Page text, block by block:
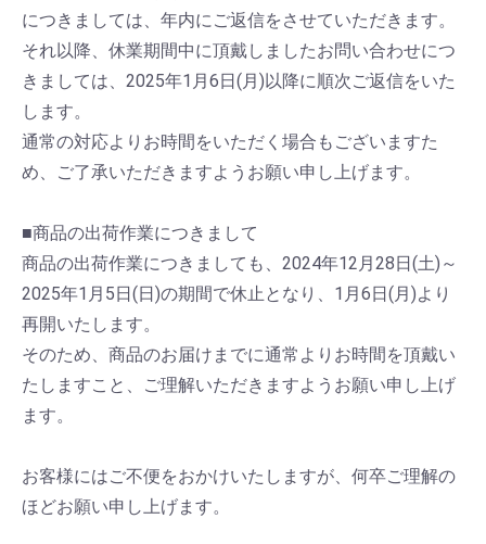
につきましては、年内にご返信をさせていただきます。
それ以降、休業期間中に頂戴しましたお問い合わせにつ
きましては、2025年1月6日(月)以降に順次ご返信をいた
します。
通常の対応よりお時間をいただく場合もございますた
め、ご了承いただきますようお願い申し上げます。
■商品の出荷作業につきまして
商品の出荷作業につきましても、2024年12月28日(土)～
2025年1月5日(日)の期間で休止となり、1月6日(月)より
再開いたします。
そのため、商品のお届けまでに通常よりお時間を頂戴い
たしますこと、ご理解いただきますようお願い申し上げ
ます。
お客様にはご不便をおかけいたしますが、何卒ご理解の
ほどお願い申し上げます。